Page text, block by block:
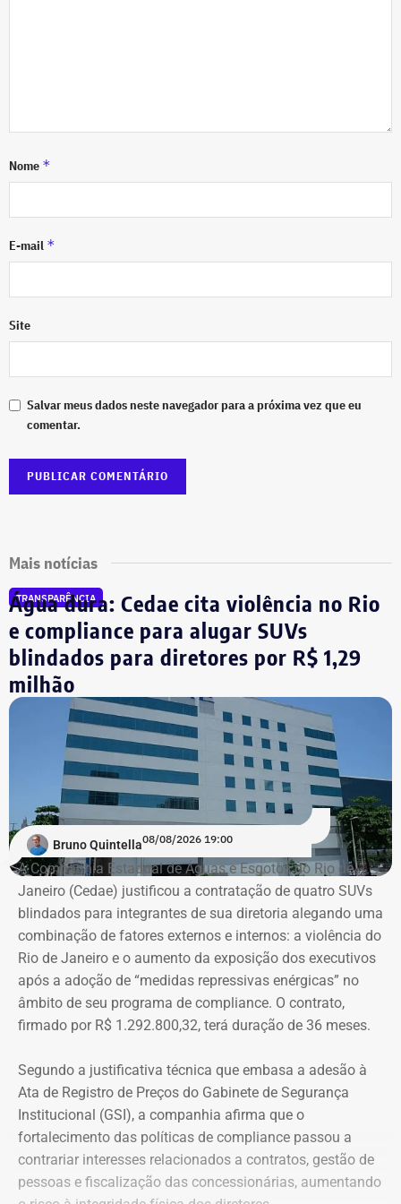
Nome *
E-mail *
Site
Salvar meus dados neste navegador para a próxima vez que eu
comentar.
Mais notícias
TRANSPARÊNCIA
Água dura: Cedae cita violência no Rio
e compliance para alugar SUVs
blindados para diretores por R$ 1,29
milhão
Bruno Quintella08/08/2026 19:00
A Companhia Estadual de Águas e Esgotos do Rio de
Janeiro (Cedae) justificou a contratação de quatro SUVs
blindados para integrantes de sua diretoria alegando uma
combinação de fatores externos e internos: a violência do
Rio de Janeiro e o aumento da exposição dos executivos
após a adoção de “medidas repressivas enérgicas” no
âmbito de seu programa de compliance. O contrato,
firmado por R$ 1.292.800,32, terá duração de 36 meses.
Segundo a justificativa técnica que embasa a adesão à
Ata de Registro de Preços do Gabinete de Segurança
Institucional (GSI), a companhia afirma que o
fortalecimento das políticas de compliance passou a
contrariar interesses relacionados a contratos, gestão de
pessoas e fiscalização das concessionárias, aumentando